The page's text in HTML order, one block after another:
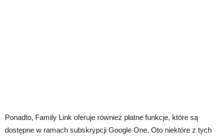
Ponadto, Family Link oferuje również płatne funkcje, które są
dostępne w ramach subskrypcji Google One. Oto niektóre z tych